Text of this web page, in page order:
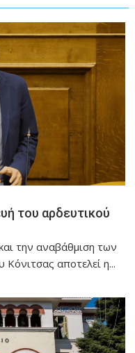
του αρδευτικού
την αναβάθμιση των
αποτελεί η...